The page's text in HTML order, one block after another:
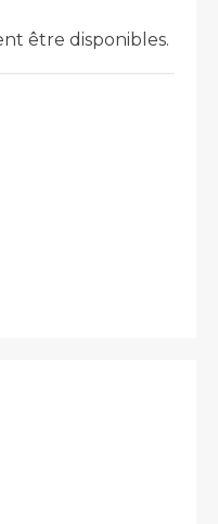
être disponibles.